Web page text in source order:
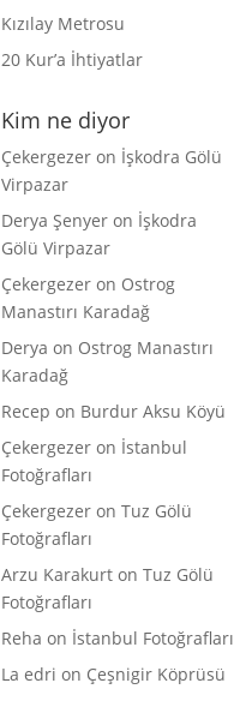
Kızılay Metrosu
20 Kur’a İhtiyatlar
Kim ne diyor
Çekergezer on İşkodra Gölü
Virpazar
Derya Şenyer on İşkodra
Gölü Virpazar
Çekergezer on Ostrog
Manastırı Karadağ
Derya on Ostrog Manastırı
Karadağ
Recep on Burdur Aksu Köyü
Çekergezer on İstanbul
Fotoğrafları
Çekergezer onTuz Gölü
Fotoğrafları
Arzu Karakurt onTuz Gölü
Fotoğrafları
Reha on İstanbul Fotoğrafları
La edri on Çeşnigir Köprüsü